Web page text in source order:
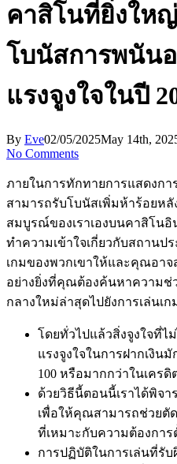
คาสิโนที่ยิ่งให
โบนัสการพนัน
แรงจูงใจในปี
By Eve02/05/2025May 14th,
No Comments
ภายในการทักทายการแสดงก
สามารถรับโบนัสเพิ่มห้าร้อยหลั
สมบูรณ์ของเราเองบนคาสิโนอิน
ทำความเข้าใจเกี่ยวกับสถาน
เกมของพวกเขาให้และคุณอาจ
อย่างยิ่งที่คุณต้องค้นหาความช่
กลางใหม่ล่าสุดไปยังการเล่นเก
โดยทั่วไปแล้วสิ่งจูงใจที่
แรงจูงใจในการฝากเงิ
100 หรือมากกว่าในเคร
ด้วยวิธีนี้ตอนนี้เราได้พิจา
เพื่อให้คุณสามารถช่วยตั
ที่เหมาะกับความต้องกา
การปฏิบัติในการเล่นที่รั